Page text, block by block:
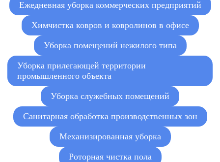
Ежедневная уборка коммерческих предприятий
Химчистка ковров и ковролинов в офисе
Уборка помещений нежилого типа
Уборка прилегающей территории
промышленного объекта
Уборка служебных помещений
Санитарная обработка производственных зон
Механизированная уборка
Роторная чистка пола